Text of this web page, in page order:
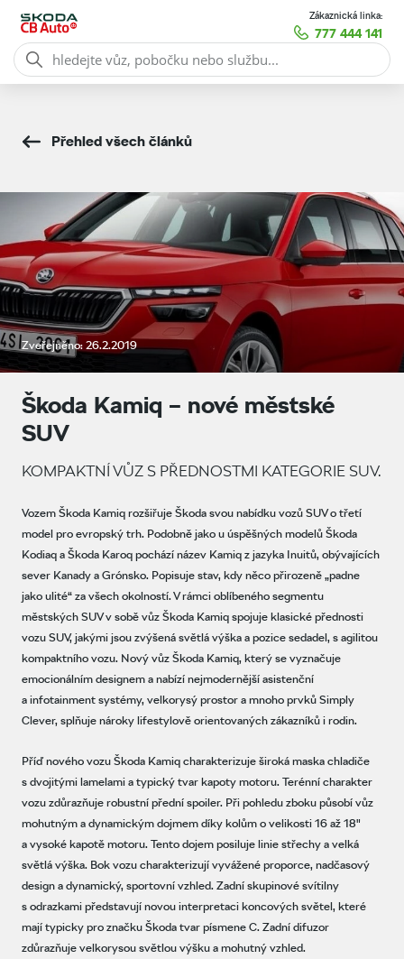
Zákaznická linka:
777 444 141
Přehled všech článků
Zveřejněno: 26.2.2019
Škoda Kamiq – nové městské
SUV
KOMPAKTNÍ VŮZ S PŘEDNOSTMI KATEGORIE SUV.
Vozem Škoda Kamiq rozšiřuje Škoda svou nabídku vozů SUV o třetí
model pro evropský trh. Podobně jako u úspěšných modelů Škoda
Kodiaq a Škoda Karoq pochází název Kamiq z jazyka Inuitů, obývajících
sever Kanady a Grónsko. Popisuje stav, kdy něco přirozeně „padne
jako ulité“ za všech okolností. V rámci oblíbeného segmentu
městských SUV v sobě vůz Škoda Kamiq spojuje klasické přednosti
vozu SUV, jakými jsou zvýšená světlá výška a pozice sedadel, s agilitou
kompaktního vozu. Nový vůz Škoda Kamiq, který se vyznačuje
emocionálním designem a nabízí nejmodernější asistenční
a infotainment systémy, velkorysý prostor a mnoho prvků Simply
Clever, splňuje nároky lifestylově orientovaných zákazníků i rodin.
Příď nového vozu Škoda Kamiq charakterizuje široká maska chladiče
s dvojitými lamelami a typický tvar kapoty motoru. Terénní charakter
vozu zdůrazňuje robustní přední spoiler. Při pohledu zboku působí vůz
mohutným a dynamickým dojmem díky kolům o velikosti 16 až 18"
a vysoké kapotě motoru. Tento dojem posiluje linie střechy a velká
světlá výška. Bok vozu charakterizují vyvážené proporce, nadčasový
design a dynamický, sportovní vzhled. Zadní skupinové svítilny
s odrazkami představují novou interpretaci koncových světel, které
mají typicky pro značku Škoda tvar písmene C. Zadní difuzor
zdůrazňuje velkorysou světlou výšku a mohutný vzhled.